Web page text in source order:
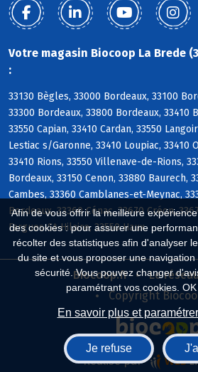
Afin de vous offrir la meilleure
des cookies : pour assurer une
récolter des statistiques afin d'analyser
du site et vous proposer une
sécurité. Vous pouvez changer
paramétrant vos cookies.
En savoir plus et
Je refuse
Votre magasin Biocoop La Brede
:
33130 Bègles, 33000 Bordeaux, 33100
33300 Bordeaux, 33800 Bordeaux, 33410
33550 Capian, 33410 Cardan, 33550
Lestiac s/Garonne, 33410 Loupiac, 33410
33410 Rions, 33550 Villenave-de-Rions,
Bordeaux, 33150 Cenon, 33880 Baurech,
Cambes, 33360 Camblanes-et-Meynac,
Bordeaux, 33360 Cénac, 33670 Créon,
Fargues-St-Hilaire, 33550 Haux
Biocoop.fr
Le
Copyright
Réalisé par